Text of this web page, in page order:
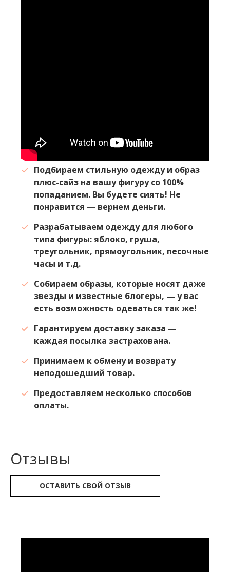
Подбираем стильную одежду и образ
плюс-сайз на вашу фигуру со 100%
попаданием. Вы будете сиять! Не
понравится — вернем деньги.
Разрабатываем одежду для любого
типа фигуры: яблоко, груша,
треугольник, прямоугольник, песочные
часы и т.д.
Собираем образы, которые носят даже
звезды и известные блогеры, — у вас
есть возможность одеваться так же!
Гарантируем доставку заказа —
каждая посылка застрахована.
Принимаем к обмену и возврату
неподошедший товар.
Предоставляем несколько способов
оплаты.
Отзывы
ОСТАВИТЬ СВОЙ ОТЗЫВ